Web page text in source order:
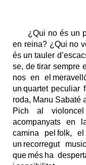
¿Qui no és un
en reina? ¿Qui no
és un tauler
se, de tirar sempre
nos en el
un quartet peculiar
roda, Manu Sabaté
Pich al
acompanyats en
camina pel folk,
un recorregut
que més ha